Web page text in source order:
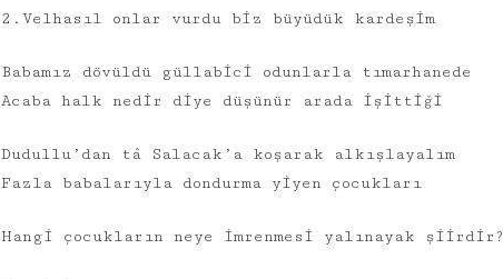
2.Velhasıl onlar vurdu biz büyüdük kardeşim
Babamız dövüldü güllabici odunlarla tımarhanede
Acaba halk nedir diye düşünür arada işittiği
Dudullu’dan tâ Salacak’a koşarak alkışlayalım
Fazla babalarıyla dondurma yiyen çocukları
Hangi çocukların neye imrenmesi yalınayak şiirdir?